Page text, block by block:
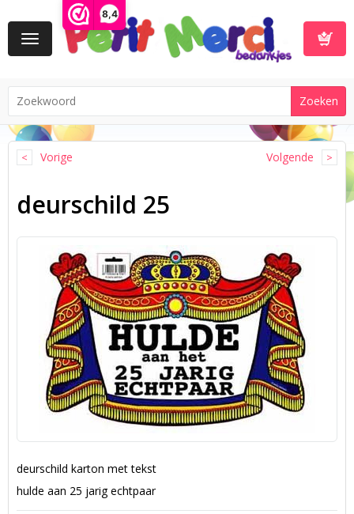
8,4
Toggle
navigation
Vorige Volgende
deurschild 25
deurschild karton met tekst
hulde aan 25 jarig echtpaar